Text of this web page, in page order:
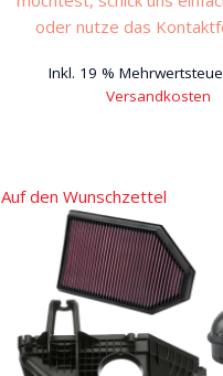
oder nutze das
Inkl. 19 %
Versandkosten
Auf den Wunschzettel